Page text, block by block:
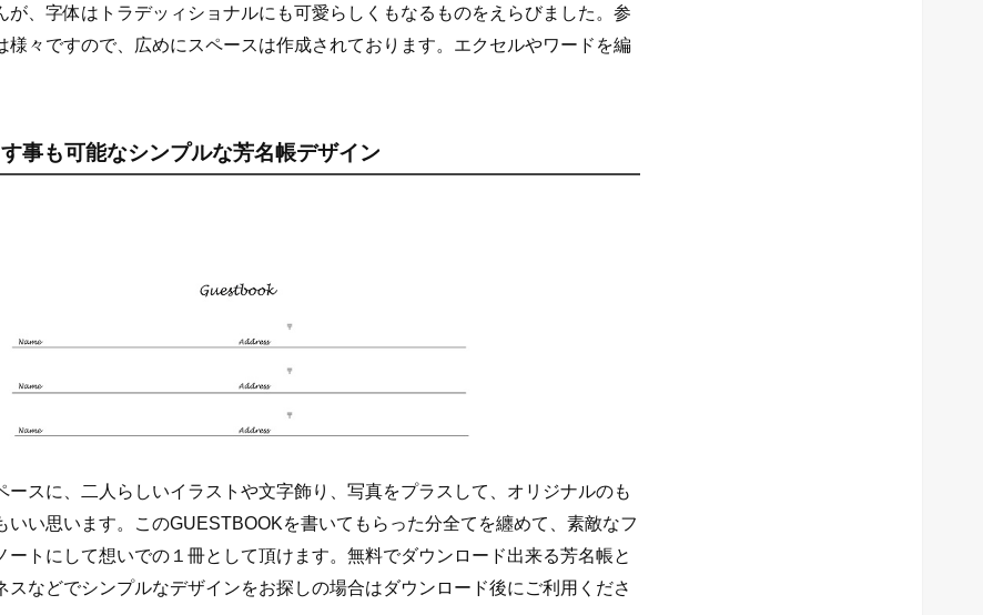
が、字体はトラデッィショナルにも可愛らしくもなるものをえらびました。参
様々ですので、広めにスペースは作成されております。エクセルやワードを編
事も可能なシンプルな芳名帳デザイン
ースに、二人らしいイラストや文字飾り、写真をプラスして、オリジナルのも
いい思います。このGUESTBOOKを書いてもらった分全てを纏めて、素敵なフ
ートにして想いでの１冊として頂けます。無料でダウンロード出来る芳名帳と
スなどでシンプルなデザインをお探しの場合はダウンロード後にご利用くださ